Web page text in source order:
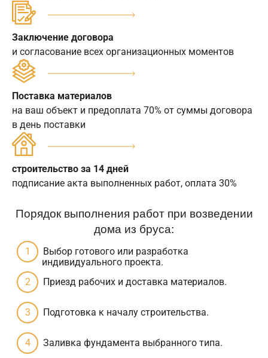
Заключение договора
и согласование всех организационных моментов
Поставка материалов
на ваш объект и предоплата 70% от суммы договора
в день поставки
строительство за 14 дней
подписание акта выполненных работ, оплата 30%
Порядок выполнения работ при возведении
дома из бруса:
Выбор готового или разработка
индивидуального проекта.
Приезд рабочих и доставка материалов.
Подготовка к началу строительства.
Заливка фундамента выбранного типа.